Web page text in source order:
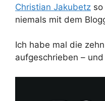
Christian Jakubetz
niemals mit dem
Ich habe mal die
aufgeschrieben –